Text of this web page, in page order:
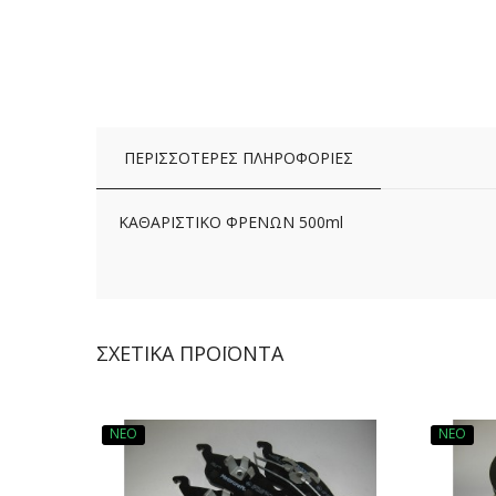
ΠΕΡΙΣΣΌΤΕΡΕΣ ΠΛΗΡΟΦΟΡΊΕΣ
ΚΑΘΑΡΙΣΤΙΚΟ ΦΡΕΝΩΝ 500ml
ΣΧΕΤΙΚΆ ΠΡΟΪΌΝΤΑ
ΝΈΟ ΝΈΟ